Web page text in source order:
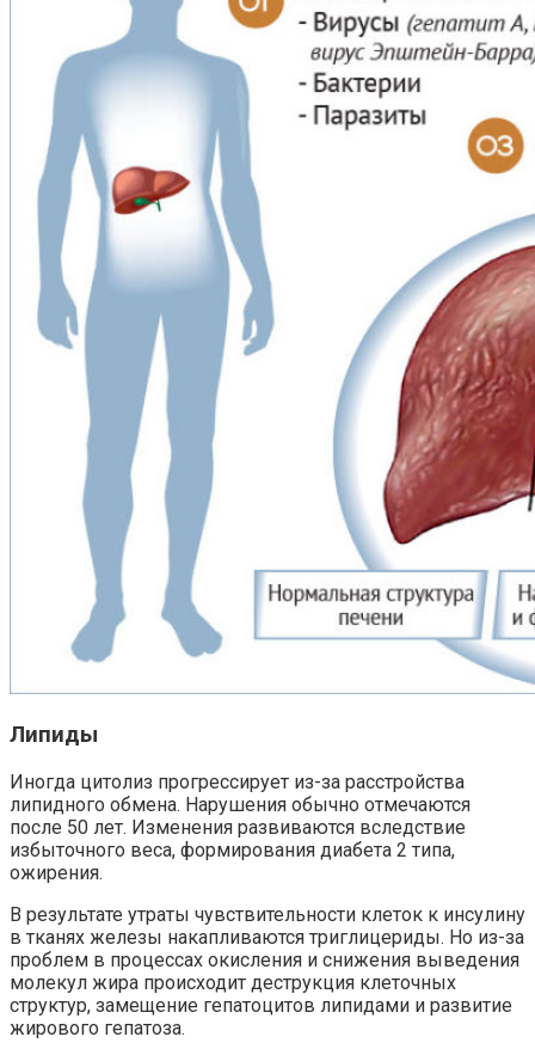
Липиды
Иногда цитолиз прогрессирует из-за расстройства
липидного обмена. Нарушения обычно отмечаются
после 50 лет. Изменения развиваются вследствие
избыточного веса, формирования диабета 2 типа,
ожирения.
В результате утраты чувствительности клеток к инсулину
в тканях железы накапливаются триглицериды. Но из-за
проблем в процессах окисления и снижения выведения
молекул жира происходит деструкция клеточных
структур, замещение гепатоцитов липидами и развитие
жирового гепатоза.